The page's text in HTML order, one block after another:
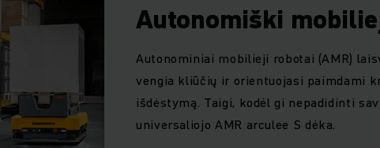
Autonomiški
Autonominiai mobilieji robotai (AMR)
vengia kliūčių ir orientuojasi paimdami
išdėstymą. Taigi, kodėl gi nepadidinti
universaliojo AMR arculee S dėka.